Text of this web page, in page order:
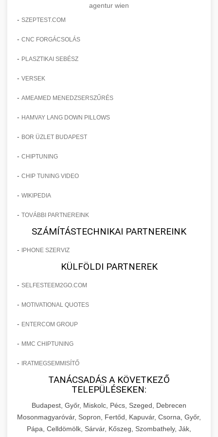
agentur wien
- SZEPTEST.COM
- CNC FORGÁCSOLÁS
- PLASZTIKAI SEBÉSZ
- VERSEK
- AMEAMED MENEDZSERSZŰRÉS
- HAMVAY LANG DOWN PILLOWS
- BOR ÜZLET BUDAPEST
- CHIPTUNING
- CHIP TUNING VIDEO
- WIKIPEDIA
- TOVÁBBI PARTNEREINK
SZÁMÍTÁSTECHNIKAI PARTNEREINK
- IPHONE SZERVIZ
KÜLFÖLDI PARTNEREK
- SELFESTEEM2GO.COM
- MOTIVATIONAL QUOTES
- ENTERCOM GROUP
- MMC CHIPTUNING
- IRATMEGSEMMISÍTŐ
TANÁCSADÁS A KÖVETKEZŐ
TELEPÜLÉSEKEN:
Budapest, Győr, Miskolc, Pécs, Szeged, Debrecen
Mosonmagyaróvár, Sopron, Fertőd, Kapuvár, Csorna, Győr,
Pápa, Celldömölk, Sárvár, Kőszeg, Szombathely, Ják,